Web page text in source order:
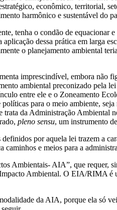
econômico, territorial,
harmônico e sustentável do
tenha o condão de equacionar
dessa prática em larga
o planejamento ambiental
imprescindível, embora não
ambiental preconizado pela
entre ele e o Zoneamento
para o meio ambiente,
trata da Administração
pleno sensu, um instrumento
por aquela lei trazem a
e meios para a
Ambientais- AIA”, que
Ambiental. O EIA/RIMA é
da AIA, porque ela só